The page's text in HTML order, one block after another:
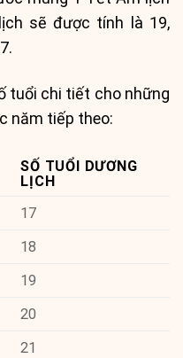
sẽ được tính là 19,
tuổi chi tiết cho những
năm tiếp theo:
SỐ TUỔI DƯƠNG
LỊCH
17
18
19
20
21